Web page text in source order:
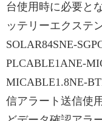
台使用時に必要と
ッテリーエクステ
SOLAR84SNE-
PLCABLE1ANE-
MICABLE1.8NE-
信アラート送信使